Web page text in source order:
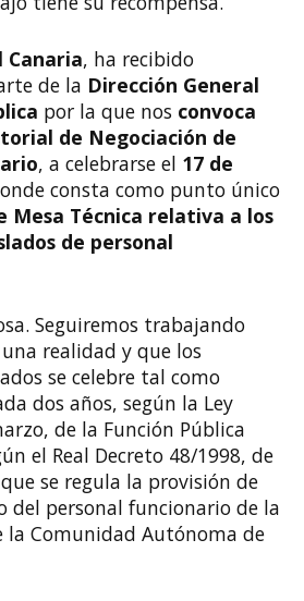
Canaria, ha recibido
de la Dirección General
por la que nos convoca
de Negociación de
, a celebrarse el 17 de
consta como punto único
Mesa Técnica relativa a los
de personal
Seguiremos trabajando
realidad y que los
se celebre tal como
dos años, según la Ley
de la Función Pública
el Real Decreto 48/1998, de
se regula la provisión de
del personal funcionario de la
Comunidad Autónoma de